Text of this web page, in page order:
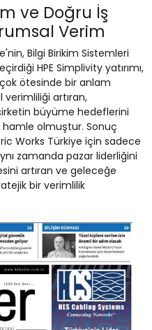
ve Doğru İş
Verim
Bilgi Birikim Sistemleri
HPE Simplivity yatırımı,
ötesinde bir anlam
verimliliği artıran,
büyüme hedeflerini
olmuştur. Sonuç
Works Türkiye için sadece
zamanda pazar liderliğini
artıran ve geleceğe
bir verimlilik